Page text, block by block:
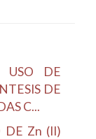
USO DE
DE
C...
DE Zn (II)